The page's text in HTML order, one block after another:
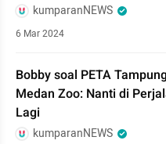
kumparanNEWS
6 Mar 2024
Bobby soal PETA
Medan Zoo: Nanti di
Lagi
kumparanNEWS